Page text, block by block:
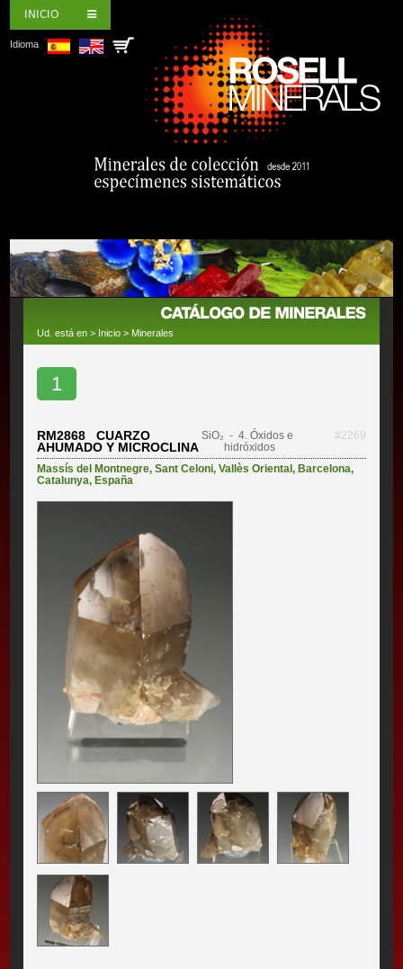
INICIO
Idioma
Ud. está en > Inicio > Minerales
1
RM2868 CUARZO
AHUMADO Y MICROCLINA
SiO₂ - 4. Óxidos e
hidróxidos
#2269
Massís del Montnegre,Sant Celoni,Vallès Oriental, Barcelona,
Catalunya, España